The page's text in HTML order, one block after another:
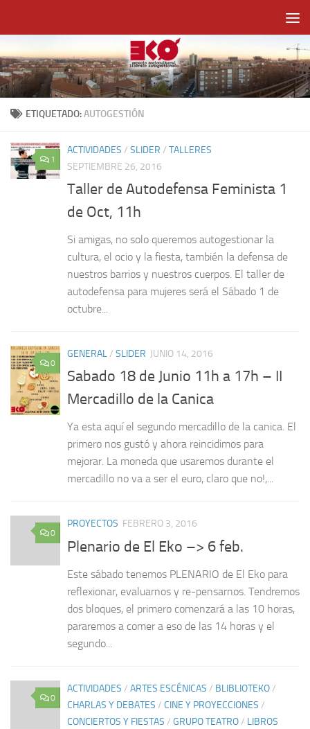
ETIQUETADO:AUTOGESTIÓN
1
ACTIVIDADES / SLIDER / TALLERES
SEPTIEMBRE 26, 2016
Taller de Autodefensa Feminista 1
de Oct, 11h
Si amigas, no solo queremos autogestionar la
cultura, el ocio y la fiesta, también la defensa de
nuestros barrios y nuestros cuerpos. El taller de
autodefensa para mujeres será el Sábado 1 de
octubre...
0
GENERAL/ SLIDER JUNIO 14, 2016
Sabado 18 de Junio 11h a 17h – II
Mercadillo de la Canica
Ya esta aquí el segundo mercadillo de la canica. El
primero nos gustó y ahora reincidimos para
mejorar. La moneda que usaremos durante el
mercadillo no va a ser el euro, claro que no!,...
0
PROYECTOS FEBRERO 3, 2016
Plenario de El Eko –> 6 feb.
Este sábado tenemos PLENARIO de El Eko para
reflexionar, evaluarnos y re-pensarnos. Tendremos
dos bloques, el primero comenzará a las 10 horas,
pararemos a comer a eso de las 14 horas y el
segundo...
0
ACTIVIDADES / ARTES ESCÉNICAS / BLIBLIOTEKO/
CHARLAS Y DEBATES / CINE Y PROYECCIONES /
CONCIERTOS Y FIESTAS / GRUPO TEATRO/ LIBROS